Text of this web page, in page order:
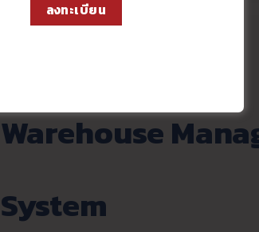
WMS
Warehouse
System
ลงทะเบียน